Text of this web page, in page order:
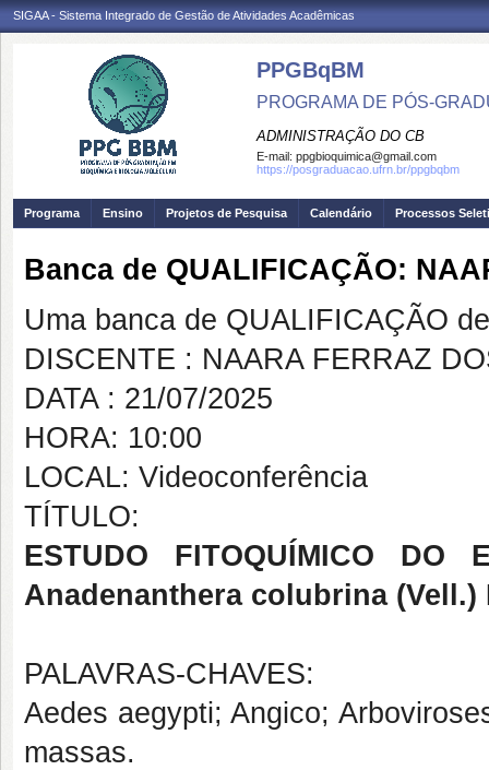
SIGAA - Sistema Integrado de Gestão de Atividades Acadêmicas
PPGBqBM
PROGRAMA DE PÓS-
ADMINISTRAÇÃO DO CB
E-mail: ppgbioquimica@gmail.com
https://posgraduacao.ufrn.br/ppgbqbm
Programa Ensino Projetos de Pesquisa Calendário Processos
Banca de QUALIFICAÇÃO:
Uma banca de QUALIFICAÇÃO
DISCENTE : NAARA FERRAZ
DATA : 21/07/2025
HORA: 10:00
LOCAL: Videoconferência
TÍTULO:
ESTUDO FITOQUÍMICO DO
Anadenanthera colubrina (Vell.)
PALAVRAS-CHAVES:
Aedes aegypti; Angico;
massas.